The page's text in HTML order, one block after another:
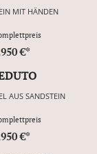
MIT HÄNDEN
€*
AUS SANDSTEIN
€*